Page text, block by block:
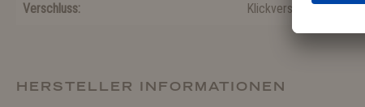
Verschluss: Klickverschluss
HERSTELLER INFORMATIONEN